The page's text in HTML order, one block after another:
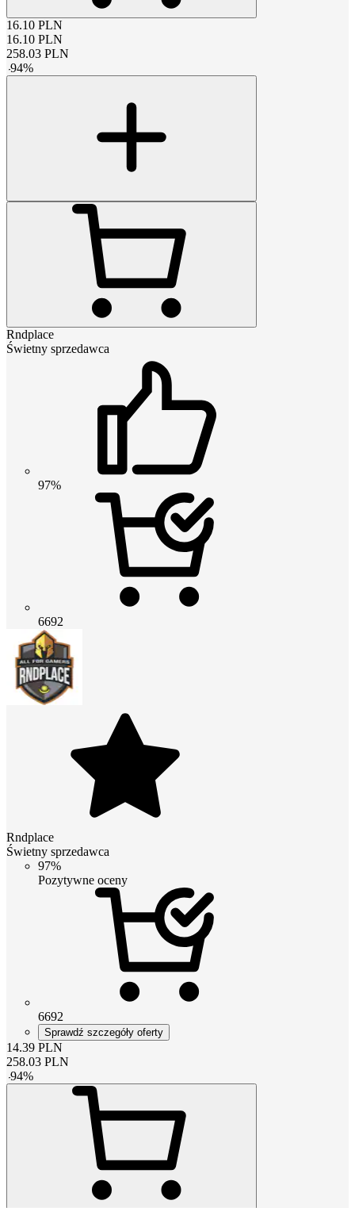
16.10 PLN
16.10 PLN
258.03 PLN
-94%
Rndplace
Świetny sprzedawca
97%
6692
Rndplace
Świetny sprzedawca
97%
Pozytywne oceny
6692
Sprawdź szczegóły oferty
14.39 PLN
258.03 PLN
-94%